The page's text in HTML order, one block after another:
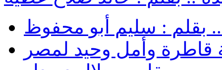
بقلم : سليم أبو محفوظ
قاطرة وأمل وحيد لمصر